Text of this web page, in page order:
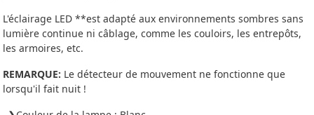
L'éclairage LED **est adapté aux environnements sombres sans
lumière continue ni câblage, comme les couloirs, les entrepôts,
les armoires, etc.
REMARQUE: Le détecteur de mouvement ne fonctionne que
lorsqu'il fait nuit !